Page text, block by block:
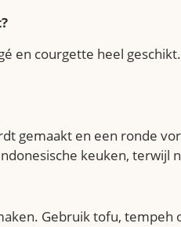
en courgette heel
gemaakt en een ronde
keuken, terwijl
Gebruik tofu,